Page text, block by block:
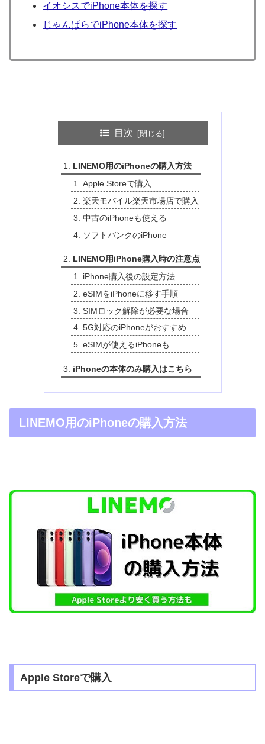
イオシスでiPhone本体を探す
じゃんぱらでiPhone本体を探す
目次
LINEMO用のiPhoneの購入方法
Apple Storeで購入
楽天モバイル楽天市場店で購入
中古のiPhoneも使える
ソフトバンクのiPhone
LINEMO用iPhone購入時の注意点
iPhone購入後の設定方法
eSIMをiPhoneに移す手順
SIMロック解除が必要な場合
5G対応のiPhoneがおすすめ
eSIMが使えるiPhoneも
iPhoneの本体のみ購入はこちら
LINEMO用のiPhoneの購入方法
Apple Storeで購入